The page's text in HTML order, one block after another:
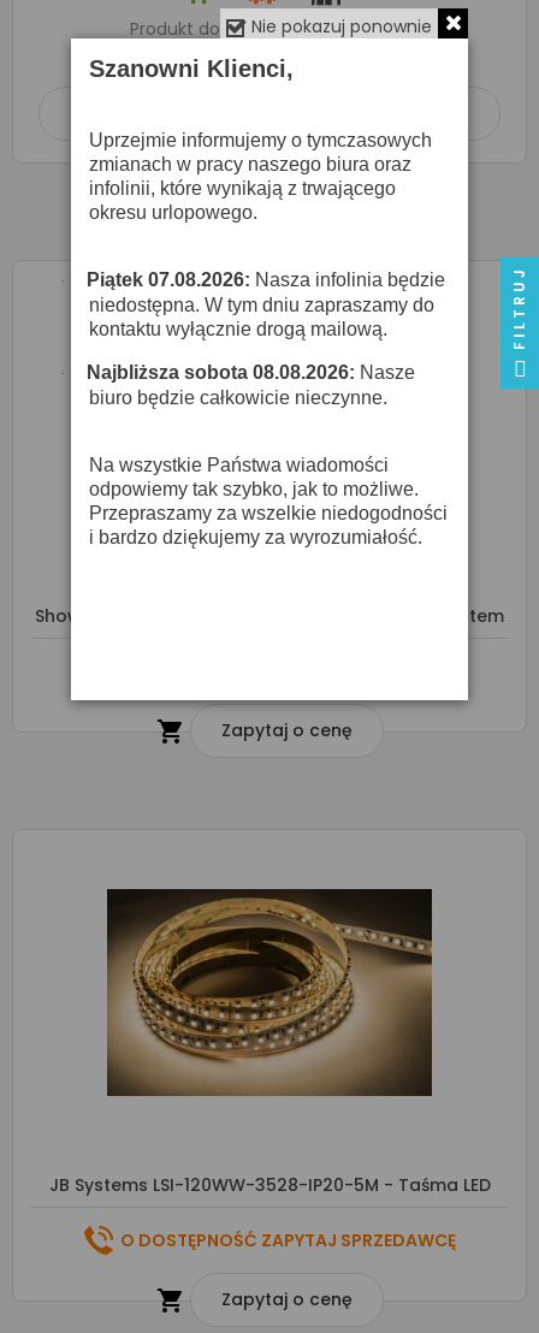
Produkt dostępny na zamówienie
Showtec Flexstrip Set RGBW - Pasek Ledowy Z Pilotem
 Zapytaj o cenę
JB Systems LSI-120WW-3528-IP20-5M - Taśma LED
O DOSTĘPNOŚĆ ZAPYTAJ SPRZEDAWCĘ
 Zapytaj o cenę
Nie pokazuj ponownie
Szanowni Klienci,
Uprzejmie informujemy o tymczasowych
zmianach w pracy naszego biura oraz
infolinii, które wynikają z trwającego
okresu urlopowego.
· Piątek 07.08.2026: Nasza infolinia będzie
niedostępna. W tym dniu zapraszamy do
kontaktu wyłącznie drogą mailową.
· Najbliższa sobota 08.08.2026: Nasze
biuro będzie całkowicie nieczynne.
Na wszystkie Państwa wiadomości
odpowiemy tak szybko, jak to możliwe.
Przepraszamy za wszelkie niedogodności
i bardzo dziękujemy za wyrozumiałość.
FILTRUJ